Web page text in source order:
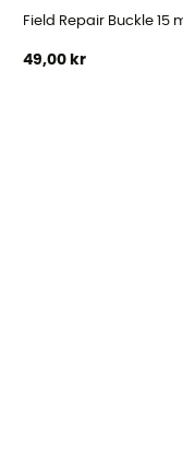
Field Repair Buckle 15
49,00 kr